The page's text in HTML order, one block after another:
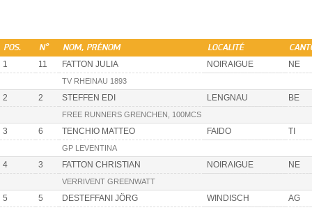
POS. N° NOM, PRÉNOM LOCALITÉ
1 11 FATTON JULIA NOIRAIGUE NE
TV RHEINAU 1893
2 2 STEFFEN EDI LENGNAU BE
FREE RUNNERS GRENCHEN, 100MCS
3 6 TENCHIO MATTEO FAIDO TI
GP LEVENTINA
4 3 FATTON CHRISTIAN NOIRAIGUE NE
VERRIVENT GREENWATT
5 5 DESTEFFANI JÖRG WINDISCH AG